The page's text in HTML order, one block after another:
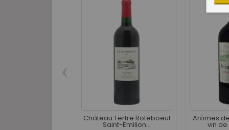
Château Tertre Roteboeuf
Saint-Emilion...
Arômes
vin de